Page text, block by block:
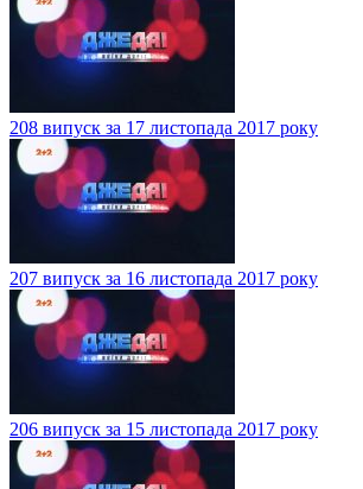
208 випуск за 17 листопада 2017 року
207 випуск за 16 листопада 2017 року
206 випуск за 15 листопада 2017 року